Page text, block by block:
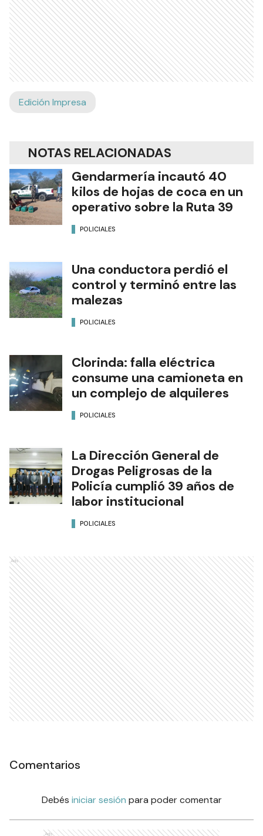
Edición Impresa
NOTAS RELACIONADAS
Gendarmería incautó 40
kilos de hojas de coca en un
operativo sobre la Ruta 39
POLICIALES
Una conductora perdió el
control y terminó entre las
malezas
POLICIALES
Clorinda: falla eléctrica
consume una camioneta en
un complejo de alquileres
POLICIALES
La Dirección General de
Drogas Peligrosas de la
Policía cumplió 39 años de
labor institucional
POLICIALES
Ads
Comentarios
Debés iniciar sesión para poder comentar
Ads